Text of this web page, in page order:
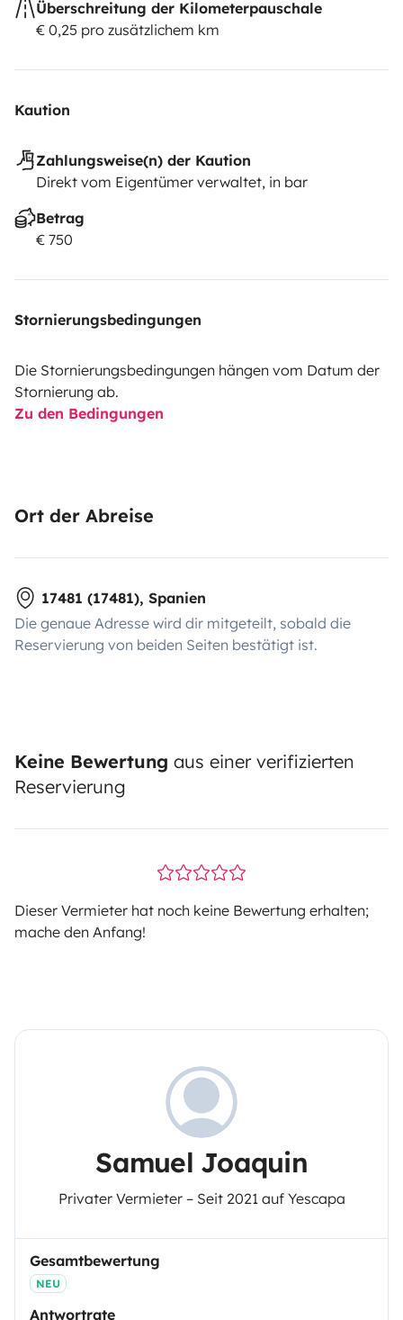
Überschreitung der Kilometerpauschale
€ 0,25 pro zusätzlichem km
Kaution
Zahlungsweise(n) der Kaution
Direkt vom Eigentümer verwaltet, in bar
Betrag
€ 750
Stornierungsbedingungen
Die Stornierungsbedingungen hängen vom Datum der
Stornierung ab.
Zu den Bedingungen
Ort der Abreise
17481 (17481), Spanien
Die genaue Adresse wird dir mitgeteilt, sobald die
Reservierung von beiden Seiten bestätigt ist.
Keine Bewertung aus einer verifizierten
Reservierung
Dieser Vermieter hat noch keine Bewertung erhalten;
mache den Anfang!
Samuel Joaquin
Privater Vermieter – Seit 2021 auf Yescapa
Gesamtbewertung
NEU
Antwortrate